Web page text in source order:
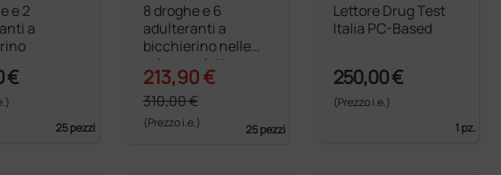
e 2
a
€
25 pezzi
8 droghe e 6
adulteranti a
bicchierino nelle
urine per lettore
droghe
213,90 €
310,00 €
(Prezzo i.e.) 25 pezzi
Lettore Drug Test
Italia PC-Based
250,00 €
(Prezzo i.e.)
1 pz.